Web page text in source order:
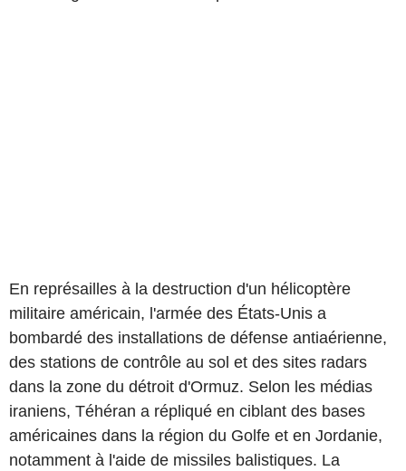
En représailles à la destruction d'un hélicoptère
militaire américain, l'armée des États-Unis a
bombardé des installations de défense antiaérienne,
des stations de contrôle au sol et des sites radars
dans la zone du détroit d'Ormuz. Selon les médias
iraniens, Téhéran a répliqué en ciblant des bases
américaines dans la région du Golfe et en Jordanie,
notamment à l'aide de missiles balistiques. La